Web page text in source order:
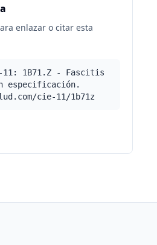
enlazar o citar esta
11: 1B71.Z - Fascitis
especificación.
cie-11/1b71z